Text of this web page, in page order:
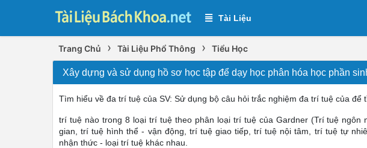
Tài Liệu
Trang Chủ › Tài Liệu Phổ Thông › Tiểu Học
Xây dựng và sử dụng hồ sơ học tập để dạy học phân hóa học phần
Tìm hiểu về đa trí tuệ của SV: Sử dụng bộ câu hỏi trắc nghiệm đa trí tuệ của để
trí tuệ nào trong 8 loại trí tuệ theo phân loại trí tuệ của Gardner (Trí tuệ
gian, trí tuệ hình thể - vận động, trí tuệ giao tiếp, trí tuệ nội tâm, trí tuệ tự
nhận thức - loại trí tuệ khác nhau.